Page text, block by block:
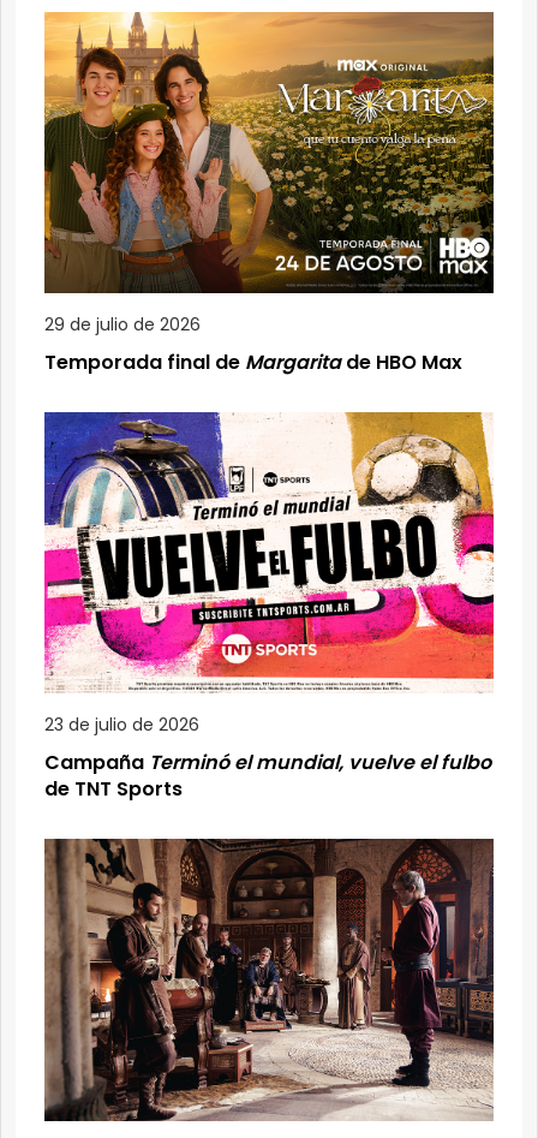
29 de julio de 2026
Temporada final de Margaritade HBO Max
23 de julio de 2026
Campaña Terminó el mundial, vuelve el fulbo
de TNT Sports